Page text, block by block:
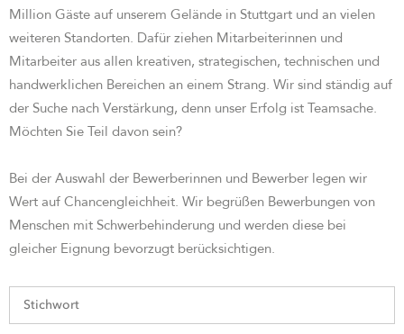
Million Gäste auf unserem Gelände in Stuttgart und an vielen
weiteren Standorten. Dafür ziehen Mitarbeiterinnen und
Mitarbeiter aus allen kreativen, strategischen, technischen und
handwerklichen Bereichen an einem Strang. Wir sind ständig auf
der Suche nach Verstärkung, denn unser Erfolg ist Teamsache.
Möchten Sie Teil davon sein?
Bei der Auswahl der Bewerberinnen und Bewerber legen wir
Wert auf Chancengleichheit. Wir begrüßen Bewerbungen von
Menschen mit Schwerbehinderung und werden diese bei
gleicher Eignung bevorzugt berücksichtigen.